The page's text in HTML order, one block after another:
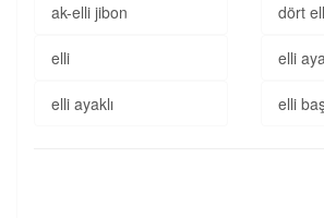
ak-elli jibon dört
elli elli
elli ayaklı elli